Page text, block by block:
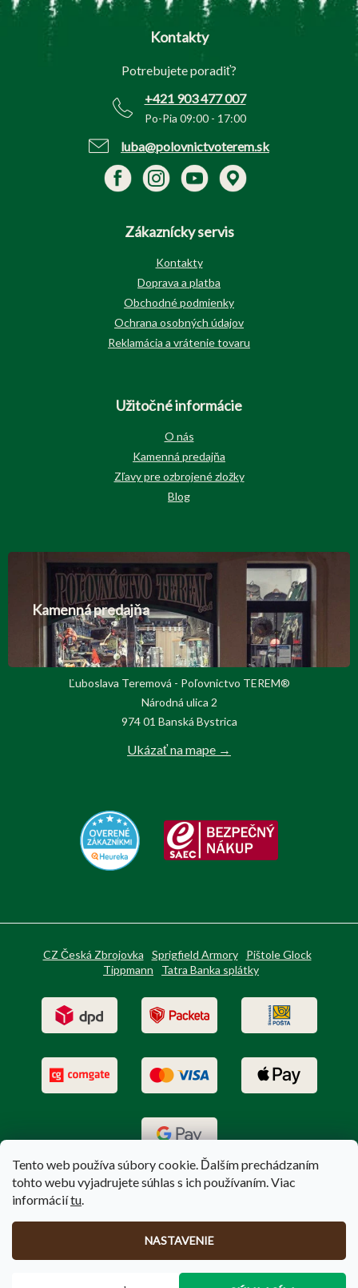
Tento web používa súbory cookie. Ďalším prechádzaním
tohto webu vyjadrujete súhlas s ich používaním. Viac
informáciítu.
NASTAVENIE
Kontakty
Potrebujete poradiť?
+421 903 477 007
Po-Pia 09:00 - 17:00
luba@polovnictvoterem.sk
Zákaznícky servis
Kontakty
Doprava a platba
Obchodné podmienky
Ochrana osobných údajov
Reklamácia a vrátenie tovaru
Užitočné informácie
O nás
Kamenná predajňa
Zľavy pre ozbrojené zložky
Blog
Kamenná predajňa
Ľuboslava Teremová - Poľovnictvo TEREM®
Národná ulica 2
974 01 Banská Bystrica
Ukázať na mape →
CZ Česká Zbrojovka Sprigfield Armory
Pištole Glock
Tippmann
Tatra Banka splátky
PoľovníctvoTerem.sk. Všetky práva vyhradené.